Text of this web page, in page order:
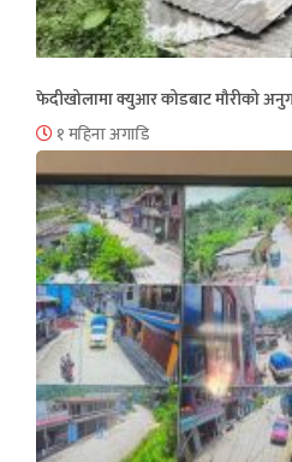
फेदीखोलामा क्युआर कोडबाट मौरीको
१ महिना अगाडि